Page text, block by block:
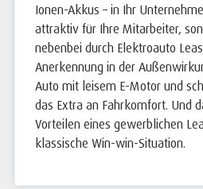
Ionen-Akkus – in Ihr
attraktiv für Ihre Mitarbeiter,
nebenbei durch Elektroauto
Anerkennung in der
Auto mit leisem E-Motor und
das Extra an Fahrkomfort. Und
Vorteilen eines gewerblichen
klassische Win-win-Situation.